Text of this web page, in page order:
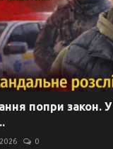
попри закон.
0